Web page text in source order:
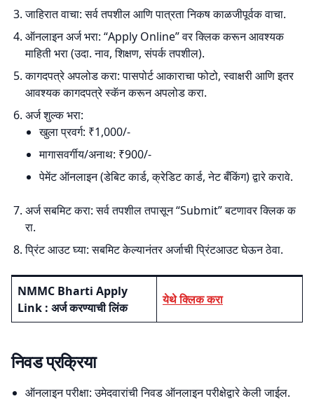
जाहिरात वाचा: सर्व तपशील आणि पात्रता निकष काळजीपूर्वक वाचा.
ऑनलाइन अर्ज भरा: “Apply Online” वर क्लिक करून आवश्यक
माहिती भरा (उदा. नाव, शिक्षण, संपर्क तपशील).
कागदपत्रे अपलोड करा: पासपोर्ट आकाराचा फोटो, स्वाक्षरी आणि इतर
आवश्यक कागदपत्रे स्कॅन करून अपलोड करा.
अर्ज शुल्क भरा:
खुला प्रवर्ग: ₹1,000/-
मागासवर्गीय/अनाथ: ₹900/-
पेमेंट ऑनलाइन (डेबिट कार्ड, क्रेडिट कार्ड, नेट बँकिंग) द्वारे करावे.
अर्ज सबमिट करा: सर्व तपशील तपासून “Submit” बटणावर क्लिक क
रा.
प्रिंट आउट घ्या: सबमिट केल्यानंतर अर्जाची प्रिंटआउट घेऊन ठेवा.
NMMC Bharti Apply
Link : अर्ज करण्याची लिंक
येथे क्लिक करा
निवड प्रक्रिया
ऑनलाइन परीक्षा: उमेदवारांची निवड ऑनलाइन परीक्षेद्वारे केली जाईल.